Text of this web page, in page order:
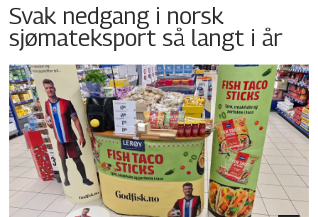
Svak nedgang i norsk
sjømateksport så langt i år